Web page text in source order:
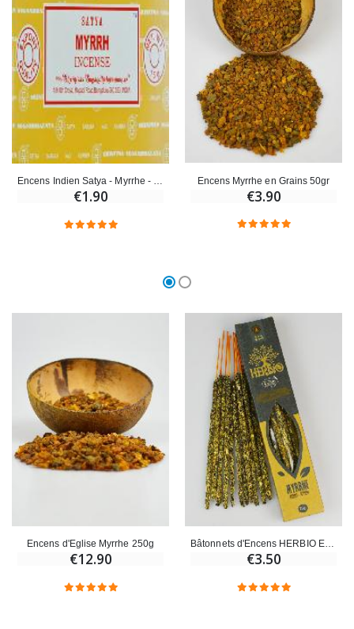
€1.90
Encens Myrrhe en Grains 50gr
€3.90
Encens d'Eglise Myrrhe 250g
€12.90
Bâtonnets d'Encens HERBIO Ecocertifiés - Myrrhe 25g
€3.50